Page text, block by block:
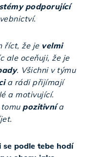
podporující
říct, že je velmi
ale oceňuji, že je
. Všichni v týmu
a rádi přijímají
a motivující.
pozitivnía
se podle tebe hodí